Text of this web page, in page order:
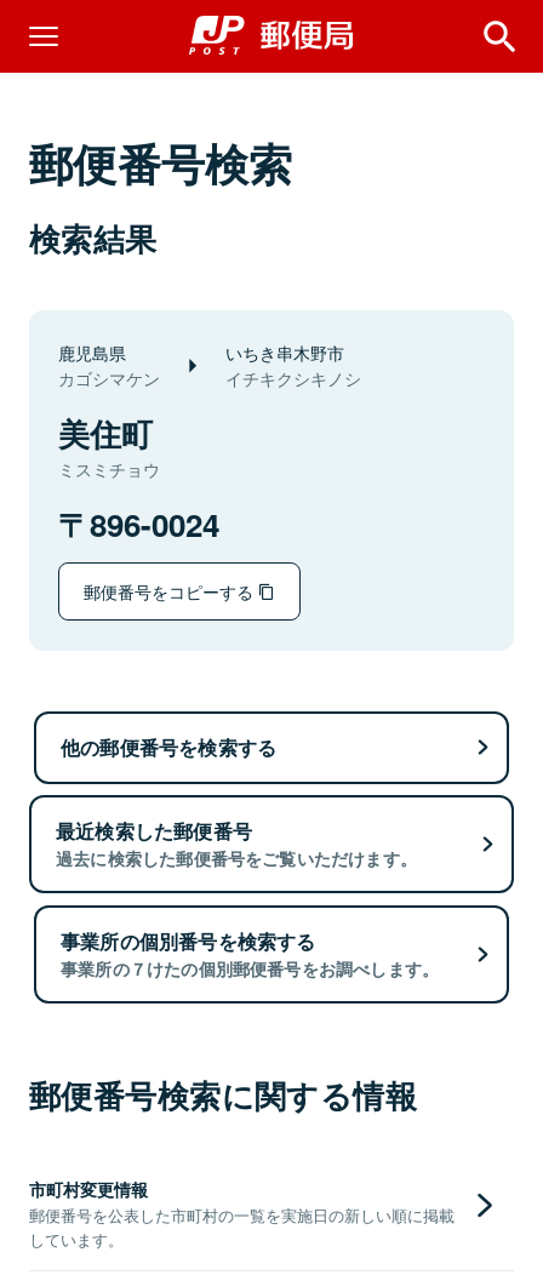
郵便番号検索
検索結果
鹿児島県
カゴシマケン
いちき串木野市
イチキクシキノシ
美住町
ミスミチョウ
896-0024
郵便番号をコピーする
他の郵便番号を検索する
最近検索した郵便番号
過去に検索した郵便番号をご覧いただけます。
事業所の個別番号を検索する
事業所の７けたの個別郵便番号をお調べします。
郵便番号検索に関する情報
市町村変更情報
郵便番号を公表した市町村の一覧を実施日の新しい順に掲載
しています。